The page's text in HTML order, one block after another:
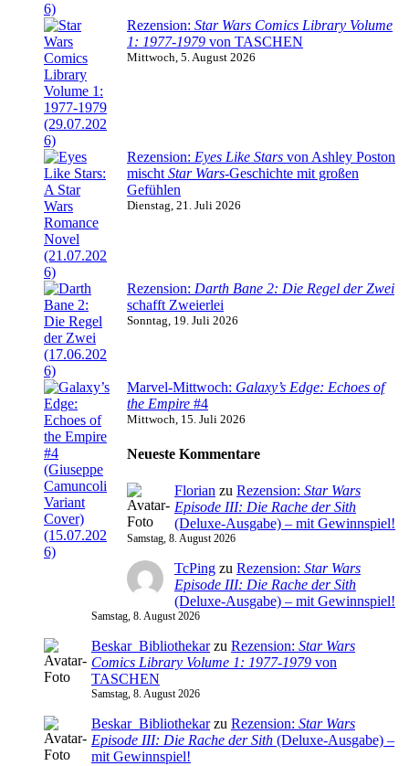
Rezension: Star Wars Comics Library Volume
1: 1977-1979 von TASCHEN
Mittwoch, 5. August 2026
Rezension: Eyes Like Stars von Ashley Poston
mischt Star Wars-Geschichte mit großen
Gefühlen
Dienstag, 21. Juli 2026
Rezension: Darth Bane 2: Die Regel der Zwei
schafft Zweierlei
Sonntag, 19. Juli 2026
Marvel-Mittwoch: Galaxy’s Edge: Echoes of
the Empire #4
Mittwoch, 15. Juli 2026
Neueste Kommentare
Florian zu Rezension: Star Wars
Episode III: Die Rache der Sith
(Deluxe-Ausgabe) – mit Gewinnspiel!
Samstag, 8. August 2026
TcPing zu Rezension: Star Wars
Episode III: Die Rache der Sith
(Deluxe-Ausgabe) – mit Gewinnspiel!
Samstag, 8. August 2026
Beskar_Bibliothekarzu Rezension: Star Wars
Comics Library Volume 1: 1977-1979 von
TASCHEN
Samstag, 8. August 2026
Beskar_Bibliothekarzu Rezension: Star Wars
Episode III: Die Rache der Sith (Deluxe-Ausgabe) –
mit Gewinnspiel!